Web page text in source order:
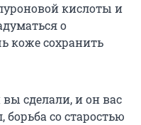
кислоты и
о
коже сохранить
сделали, и он вас
со старостью